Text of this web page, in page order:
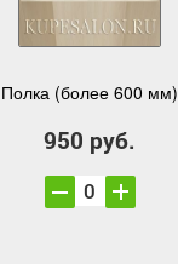
Полка (более 600 мм)
950 руб.